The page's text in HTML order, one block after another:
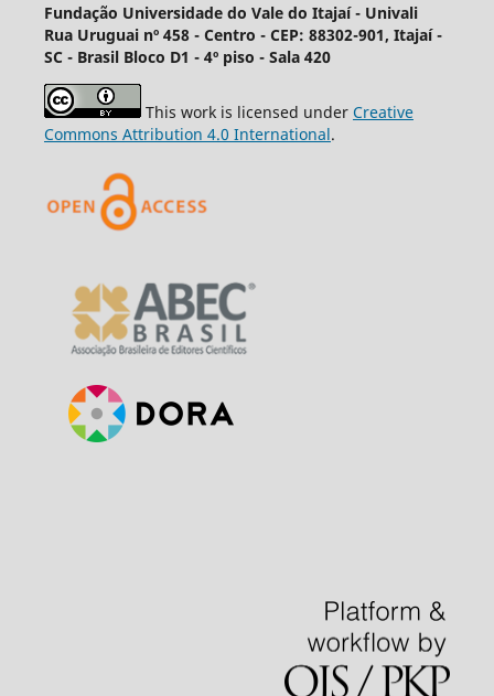
Fundação Universidade do Vale do Itajaí - Univali
Rua Uruguai nº 458 - Centro - CEP: 88302-901, Itajaí­ -
SC - Brasil Bloco D1 - 4º piso - Sala 420
This work is licensed under Creative
Commons Attribution 4.0 International.